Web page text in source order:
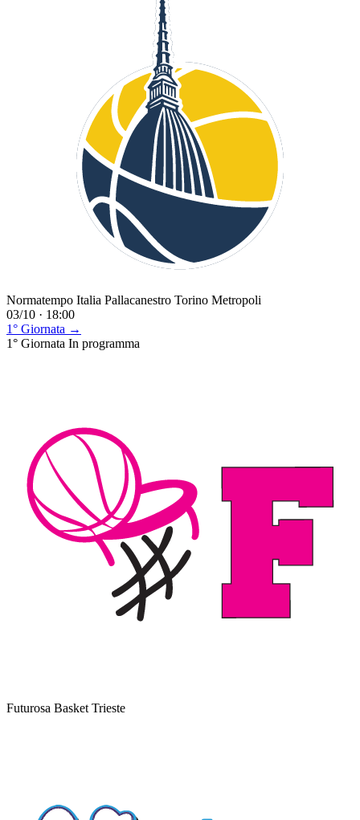
Normatempo Italia Pallacanestro Torino Metropoli
03/10 · 18:00
1° Giornata →
1° Giornata In programma
Futurosa Basket Trieste